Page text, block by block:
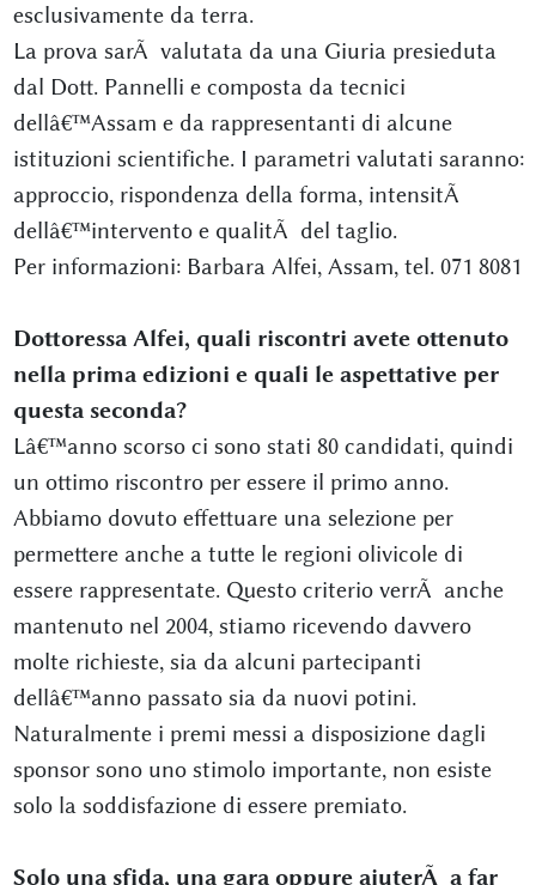
esclusivamente da terra.
La prova sarÃ valutata da una Giuria presieduta
dal Dott. Pannelli e composta da tecnici
dellâ€™Assam e da rappresentanti di alcune
istituzioni scientifiche. I parametri valutati saranno:
approccio, rispondenza della forma, intensitÃ
dellâ€™intervento e qualitÃ del taglio.
Per informazioni: Barbara Alfei, Assam, tel. 071 8081
Dottoressa Alfei, quali riscontri avete ottenuto
nella prima edizioni e quali le aspettative per
questa seconda?
Lâ€™anno scorso ci sono stati 80 candidati, quindi
un ottimo riscontro per essere il primo anno.
Abbiamo dovuto effettuare una selezione per
permettere anche a tutte le regioni olivicole di
essere rappresentate. Questo criterio verrÃ anche
mantenuto nel 2004, stiamo ricevendo davvero
molte richieste, sia da alcuni partecipanti
dellâ€™anno passato sia da nuovi potini.
Naturalmente i premi messi a disposizione dagli
sponsor sono uno stimolo importante, non esiste
solo la soddisfazione di essere premiato.
Solo una sfida, una gara oppure aiuterÃ a far